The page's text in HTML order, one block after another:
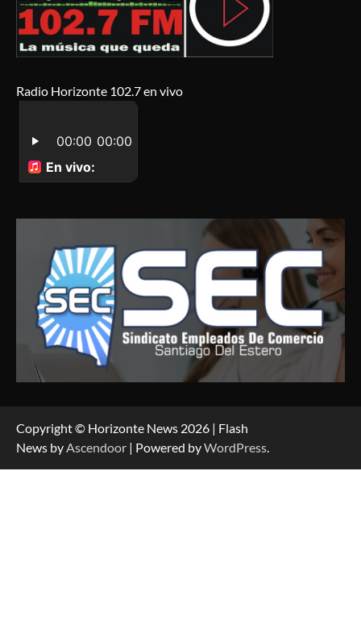
Radio Horizonte 102.7 en vivo
Copyright © Horizonte News 2026 | Flash
News byAscendoor | Powered byWordPress.